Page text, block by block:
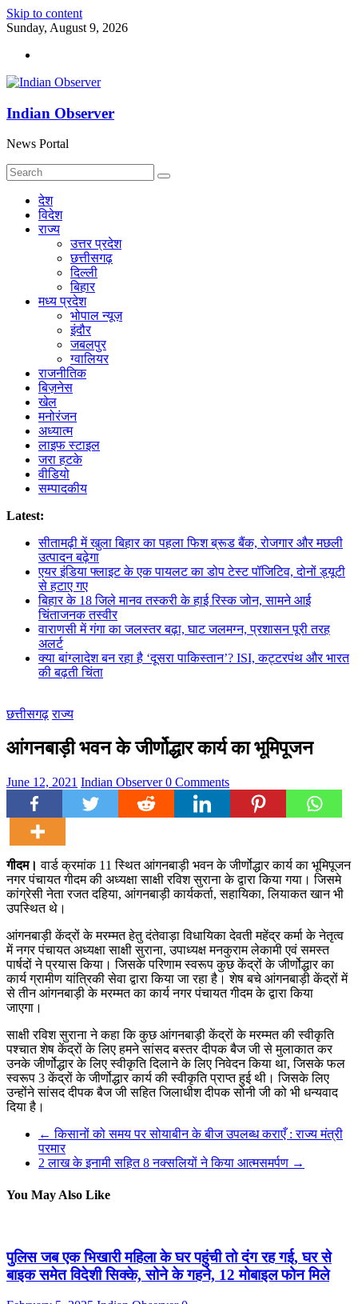
Skip to content
Sunday, August 9, 2026
Indian Observer
News Portal
देश
विदेश
राज्य
उत्तर प्रदेश
छत्तीसगढ़
दिल्ली
बिहार
मध्य प्रदेश
भोपाल न्यूज़
इंदौर
जबलपुर
ग्वालियर
राजनीतिक
बिज़नेस
खेल
मनोरंजन
अध्यात्म
लाइफ स्टाइल
जरा हटके
वीडियो
सम्पादकीय
Latest:
सीतामढ़ी में खुला बिहार का पहला फिश ब्रूड बैंक, रोजगार और मछली
उत्पादन बढ़ेगा
एयर इंडिया फ्लाइट के एक पायलट का डोप टेस्ट पॉजिटिव, दोनों ड्यूटी
से हटाए गए
बिहार के 18 जिले मानव तस्करी के हाई रिस्क जोन, सामने आई
चिंताजनक तस्वीर
वाराणसी में गंगा का जलस्तर बढ़ा, घाट जलमग्न, प्रशासन पूरी तरह
अलर्ट
क्या बांग्लादेश बन रहा है ‘दूसरा पाकिस्तान’? ISI, कट्टरपंथ और भारत
की बढ़ती चिंता
छत्तीसगढ़ राज्य
आंगनबाड़ी भवन के जीर्णोद्धार कार्य का भूमिपूजन
June 12, 2021 Indian Observer0 Comments
गीदम। वार्ड क्रमांक 11 स्थित आंगनबाड़ी भवन के जीर्णोद्धार कार्य का भूमिपूजन
नगर पंचायत गीदम की अध्यक्षा साक्षी रविश सुराना के द्वारा किया गया। जिसमे
कांग्रेसी नेता रजत दहिया, आंगनबाड़ी कार्यकर्ता, सहायिका, लियाकत खान भी
उपस्थित थे।
आंगनबाड़ी केंद्रों के मरम्मत हेतु दंतेवाड़ा विधायिका देवती महेंद्र कर्मा के नेतृत्व
में नगर पंचायत अध्यक्षा साक्षी सुराना, उपाध्यक्ष मनकुराम लेकामी एवं समस्त
पार्षदों ने प्रयास किया। जिसके परिणाम स्वरूप कुछ केंद्रों के जीर्णोद्धार का
कार्य ग्रामीण यांत्रिकी सेवा द्वारा किया जा रहा है। शेष बचे आंगनबाड़ी केंद्रों में
से तीन आंगनबाड़ी के मरम्मत का कार्य नगर पंचायत गीदम के द्वारा किया
जाएगा।
साक्षी रविश सुराना ने कहा कि कुछ आंगनबाड़ी केंद्रों के मरम्मत की स्वीकृति
पश्चात शेष केंद्रों के लिए हमने सांसद बस्तर दीपक बैज जी से मुलाकात कर
उनके जीर्णोद्धार के लिए स्वीकृति दिलाने के लिए निवेदन किया था, जिसके फल
स्वरूप 3 केंद्रों के जीर्णोद्धार कार्य की स्वीकृति प्राप्त हुई थी। जिसके लिए
उन्होंने सांसद दीपक बैज जी सहित जिलाधीश दीपक सोनी जी को भी धन्यवाद
दिया है।
← किसानों को समय पर सोयाबीन के बीज उपलब्ध कराएँ : राज्य मंत्री
परमार
2 लाख के इनामी सहित 8 नक्सलियों ने किया आत्मसमर्पण →
You May Also Like
पुलिस जब एक भिखारी महिला के घर पहुंची तो दंग रह गई, घर से
बाइक समेत विदेशी सिक्के, सोने के गहने, 12 मोबाइल फोन मिले